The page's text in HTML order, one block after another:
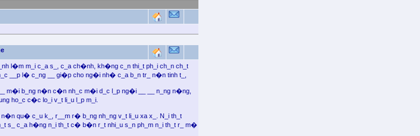
l�m m_i c_a s_, c_a ch�nh, kh�ng c_n thi_t ph_i ch_n ch_t
__p l� c_ng __ gi�p cho ng�i nh� c_a b_n tr_ n�n tinh t_,
m�i b_ng n�n c�n nh_c m�i d_c l_p ng�i __ __ n_ng n�ng,
ho_c c�c lo_i v_t li_u l_p m_i.
qu� c_u k_, r__m r� b_ng nh_ng v_t li_u xa x_. N_i th_t
s_ c_a h�ng n_i th_t c� b�n r_t nhi_u s_n ph_m n_i th_t r_ m�